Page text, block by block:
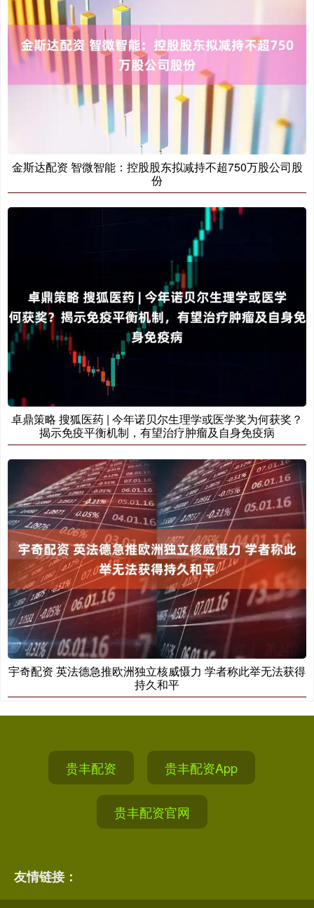
金斯达配资 智微智能：控股股东拟减持不超750万股公司股
份
卓鼎策略 搜狐医药 | 今年诺贝尔生理学或医学奖为何获奖？
揭示免疫平衡机制，有望治疗肿瘤及自身免疫病
宇奇配资 英法德急推欧洲独立核威慑力 学者称此举无法获得
持久和平
贵丰配资 贵丰配资App
贵丰配资官网
友情链接：